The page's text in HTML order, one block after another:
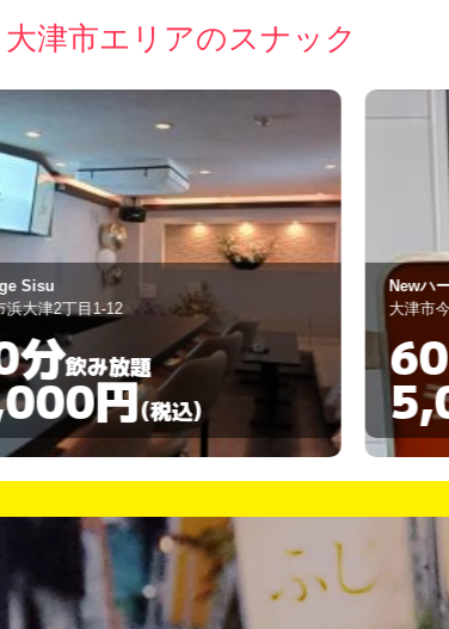
大津市エリアのスナック
Newハート
大津市今堅田2丁目12-17
60分飲み放題
5,000円(税込)